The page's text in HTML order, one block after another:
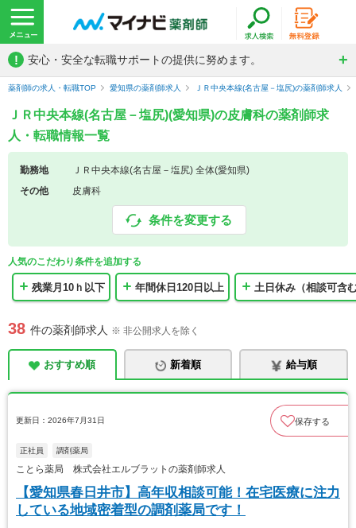
! 安心・安全な転職サポートの提供に努めます。
薬剤師の求人・転職TOP 愛知県の薬剤師求人 ＪＲ中央本線(名古屋－塩尻)の薬剤師求人
ＪＲ中央本線(名古屋－塩尻)(愛知県)の皮膚科の薬剤師求
人・転職情報一覧
勤務地
ＪＲ中央本線(名古屋－塩尻) 全体(愛知県)
その他
皮膚科
条件を変更する
人気のこだわり条件を追加する
残業月10ｈ以下 年間休日120日以上 土日休み（相談可含
38 件の薬剤師求人 ※ 非公開求人を除く
おすすめ順 新着順 給与順
更新日：2026年7月31日 保存する
正社員 調剤薬局
ことら薬局 株式会社エルブラットの薬剤師求人
【愛知県春日井市】高年収相談可能！在宅医療に注力
している地域密着型の調剤薬局です！